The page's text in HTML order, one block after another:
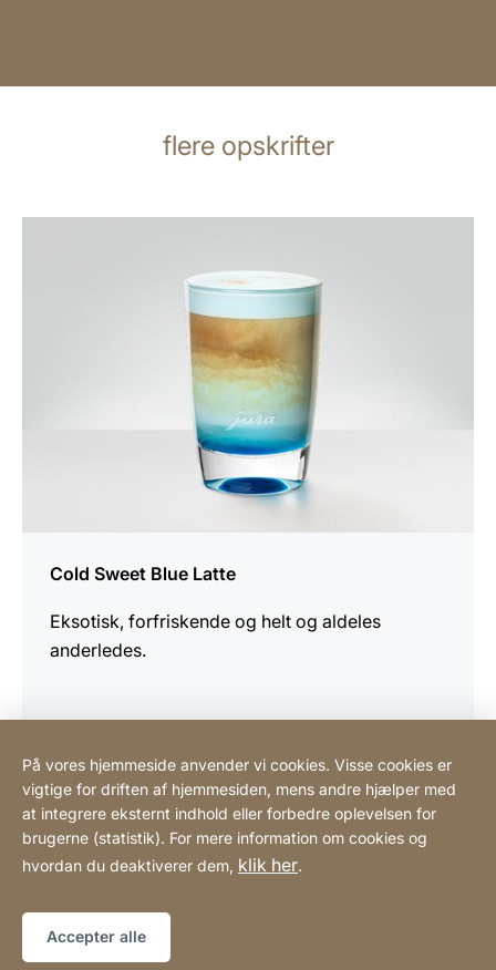
flere opskrifter
Cold Sweet Blue Latte
Eksotisk, forfriskende og helt og aldeles
anderledes.
Scandinavian Coffee System ApS
information]
Lovmæssig information
Tilgængelighedserklæring
På vores hjemmeside anvender vi cookies. Visse cookies er
vigtige for driften af hjemmesiden, mens andre hjælper med
at integrere eksternt indhold eller forbedre oplevelsen for
brugerne (statistik). For mere information om cookies og
hvordan du deaktiverer dem, klik her.
Accepter alle